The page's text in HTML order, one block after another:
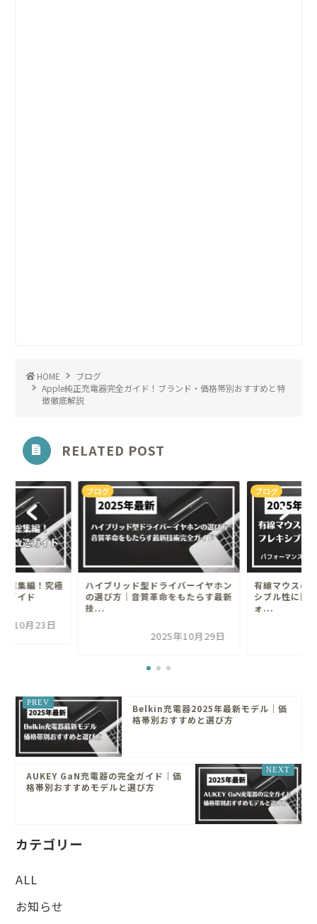
HOME
ブログ
Apple純正充電器完全ガイド！ブランド・価格帯別おすすめと特
徴徹底解説
RELATED POST
総集編！究極
ガイド
年10月23日
ブログ
ハイブリッド型ドライバーイヤホン
の選び方｜音質革命をもたらす最新
技...
2025年10月29日
ブログ
有線マウスの
シブル性に関
ォ...
Belkin充電器2025年最新モデル｜価
格帯別おすすめと選び方
AUKEY GaN充電器の完全ガイド｜価
格帯別おすすめモデルと選び方
カテゴリー
ALL
お知らせ